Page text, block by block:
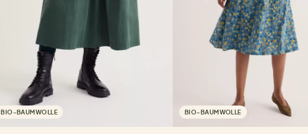
BIO-BAUMWOLLE BIO-BAUMWOLLE